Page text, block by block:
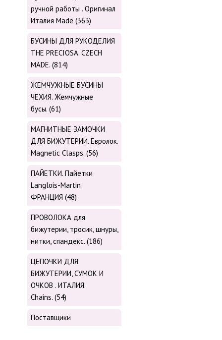
ручной работы . Оригинал
Италия Made (363)
БУСИНЫ ДЛЯ РУКОДЕЛИЯ
THE PRECIOSA. CZECH
MADE. (814)
ЖЕМЧУЖНЫЕ БУСИНЫ
ЧЕХИЯ. Жемчужные
бусы. (61)
МАГНИТНЫЕ ЗАМОЧКИ
ДЛЯ БИЖУТЕРИИ. Евролок.
Magnetic Сlasps. (56)
ПАЙЕТКИ. Пайетки
Langlois-Martin
ФРАНЦИЯ (48)
ПРОВОЛОКА для
бижутерии, тросик, шнуры,
нитки, cпандекс. (186)
ЦЕПОЧКИ ДЛЯ
БИЖУТЕРИИ, СУМОК И
ОЧКОВ . ИТАЛИЯ.
Chains. (54)
Поставщики